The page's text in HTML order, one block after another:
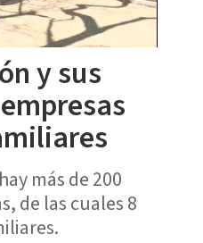
y sus
más de 200
de las cuales 8